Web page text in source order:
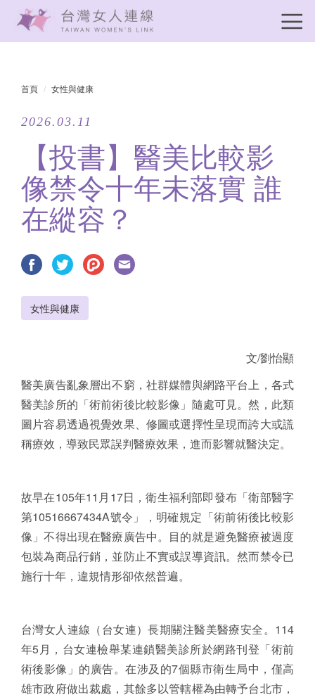
首頁 女性與健康
2026.03.11
【投書】醫美比較影
像禁令十年未落實 誰
在縱容？
女性與健康
文/劉怡顯
醫美廣告亂象層出不窮，社群媒體與網路平台上，各式
醫美診所的「術前術後比較影像」隨處可見。然，此類
圖片容易透過視覺效果、修圖或選擇性呈現而誇大或謊
稱療效，導致民眾誤判醫療效果，進而影響就醫決定。
故早在105年11月17日，衛生福利部即發布「衛部醫字
第10516667434A號令」，明確規定「術前術後比較影
像」不得出現在醫療廣告中。目的就是避免醫療被過度
包裝為商品行銷，並防止不實或誤導資訊。然而禁令已
施行十年，違規情形卻依然普遍。
台灣女人連線（台女連）長期關注醫美醫療安全。114
年5月，台女連檢舉某連鎖醫美診所於網路刊登「術前
術後影像」的廣告。在涉及的7個縣市衛生局中，僅高
雄市政府做出裁處，其餘多以管轄權為由轉予台北市，